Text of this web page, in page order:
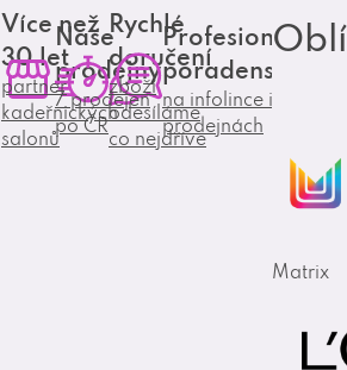
Více než
30 let
partner
kadeřnických
salonů
Naše
prodejny
7 prodejen
po ČR
Rychlé
doručení
zboží
odesíláme
co nejdříve
Profesionální
poradenství
na infolince i
prodejnách
Matrix